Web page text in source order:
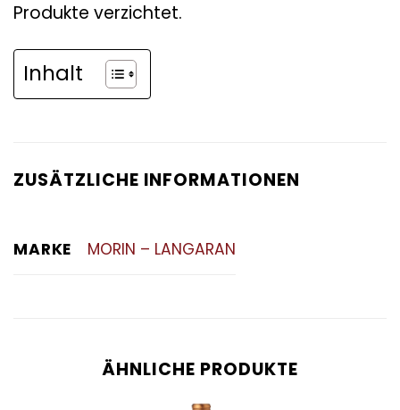
Produkte verzichtet.
Inhalt
ZUSÄTZLICHE INFORMATIONEN
MARKE MORIN – LANGARAN
ÄHNLICHE PRODUKTE